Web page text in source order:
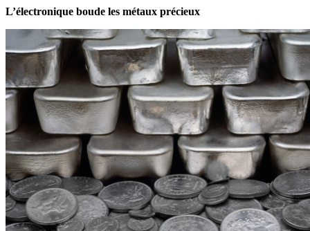
L’électronique boude les métaux précieux